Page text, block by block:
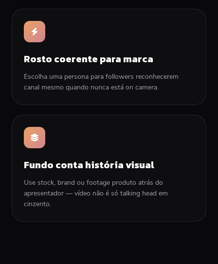
Rosto coerente para marca
Escolha uma persona para followers reconhecerem
canal mesmo quando nunca está on camera.
Fundo conta história visual
Use stock, brand ou footage produto atrás do
apresentador — vídeo não é só talking head em
cinzento.